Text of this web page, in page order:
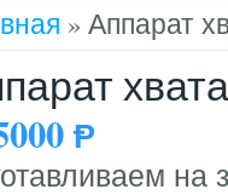
» Аппарат
Ᵽ
на